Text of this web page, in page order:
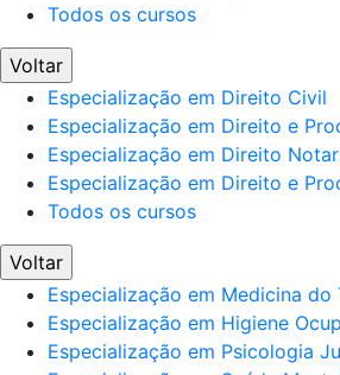
Todos os cursos
Voltar
Especialização em Direito Civil
Especialização em Direito e
Especialização em Direito
Especialização em Direito e
Todos os cursos
Voltar
Especialização em Medicina do
Especialização em Higiene
Especialização em Psicologia